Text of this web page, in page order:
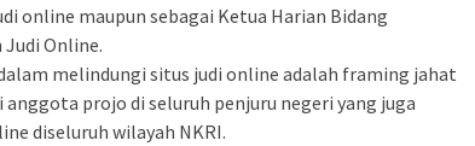
online maupun sebagai Ketua Harian Bidang
Online.
melindungi situs judi online adalah framing jahat
projo di seluruh penjuru negeri yang juga
diseluruh wilayah NKRI.